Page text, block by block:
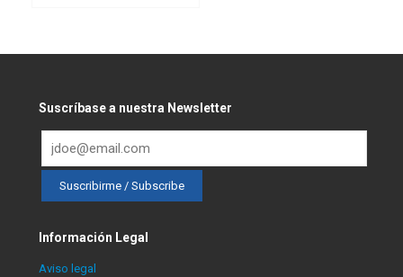
Suscríbase a nuestra Newsletter
Información Legal
Aviso legal